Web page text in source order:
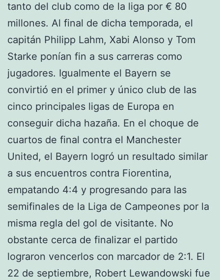
tanto del club como de la liga por € 80
millones. Al final de dicha temporada, el
capitán Philipp Lahm, Xabi Alonso y Tom
Starke ponían fin a sus carreras como
jugadores. Igualmente el Bayern se
convirtió en el primer y único club de las
cinco principales ligas de Europa en
conseguir dicha hazaña. En el choque de
cuartos de final contra el Manchester
United, el Bayern logró un resultado similar
a sus encuentros contra Fiorentina,
empatando 4:4 y progresando para las
semifinales de la Liga de Campeones por la
misma regla del gol de visitante. No
obstante cerca de finalizar el partido
lograron vencerlos con marcador de 2:1. El
22 de septiembre, Robert Lewandowski fue